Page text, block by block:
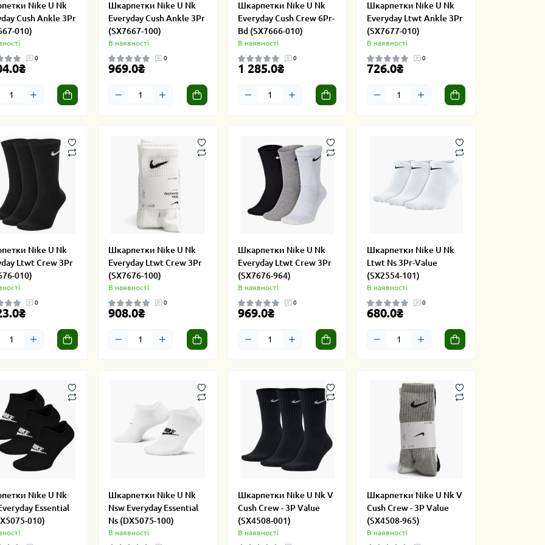
Nike U Nk
Cush Ankle 3Pr
010)
0
Шкарпетки Nike U Nk
Everyday Cush Ankle 3Pr
(SX7667-100)
В наявності
0
969.0₴
Шкарпетки Nike U Nk
Everyday Cush Crew 6Pr-
Bd (SX7666-010)
В наявності
0
1 285.0₴
Шкарпетки Nike U Nk
Everyday Ltwt Ankle 3Pr
(SX7677-010)
В наявності
0
726.0₴
Nike U Nk
Ltwt Crew 3Pr
010)
0
Шкарпетки Nike U Nk
Everyday Ltwt Crew 3Pr
(SX7676-100)
В наявності
0
908.0₴
Шкарпетки Nike U Nk
Everyday Ltwt Crew 3Pr
(SX7676-964)
В наявності
0
969.0₴
Шкарпетки Nike U Nk
Ltwt Ns 3Pr-Value
(SX2554-101)
В наявності
0
680.0₴
Nike U Nk
Essential
010)
Шкарпетки Nike U Nk
Nsw Everyday Essential
Ns (DX5075-100)
В наявності
Шкарпетки Nike U Nk V
Cush Crew - 3P Value
(SX4508-001)
В наявності
Шкарпетки Nike U Nk V
Cush Crew - 3P Value
(SX4508-965)
В наявності